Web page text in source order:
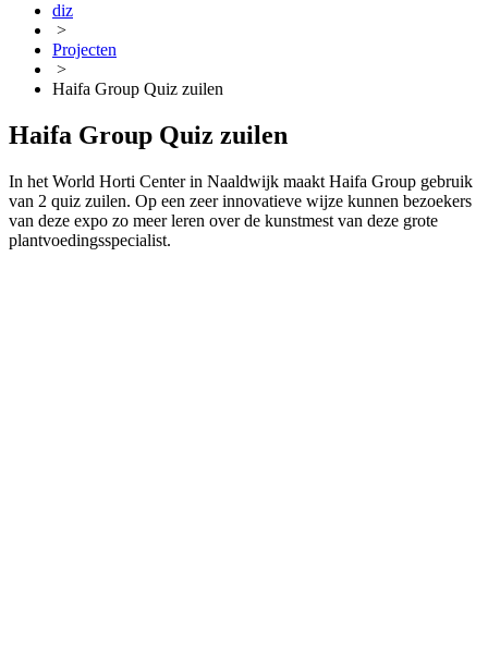
diz
>
Projecten
>
Haifa Group Quiz zuilen
Haifa Group Quiz zuilen
In het World Horti Center in Naaldwijk maakt Haifa Group gebruik
van 2 quiz zuilen. Op een zeer innovatieve wijze kunnen bezoekers
van deze expo zo meer leren over de kunstmest van deze grote
plantvoedingsspecialist.